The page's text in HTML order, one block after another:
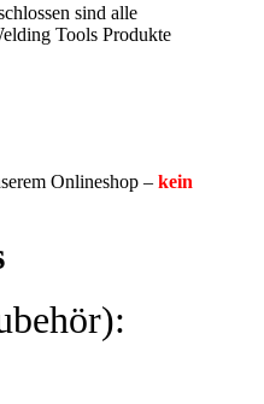
sind alle
Tools Produkte
Onlineshop – kein